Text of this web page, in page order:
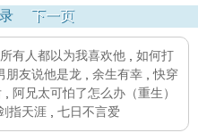
下一页
所有人都以为我喜欢他
如何打
朋友说他是龙 余生有幸 ,快穿
阿兄太可怕了怎么办（重生）
指天涯 七日不言爱